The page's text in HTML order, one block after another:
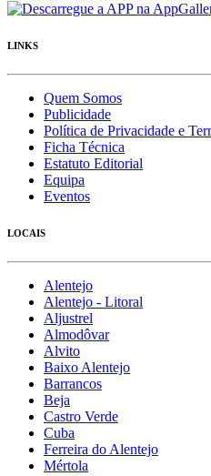
LINKS
Quem Somos
Publicidade
Política de Privacidade e
Ficha Técnica
Estatuto Editorial
Equipa
Eventos
LOCAIS
Alentejo
Alentejo - Litoral
Aljustrel
Almodôvar
Alvito
Baixo Alentejo
Barrancos
Beja
Castro Verde
Cuba
Ferreira do Alentejo
Mértola